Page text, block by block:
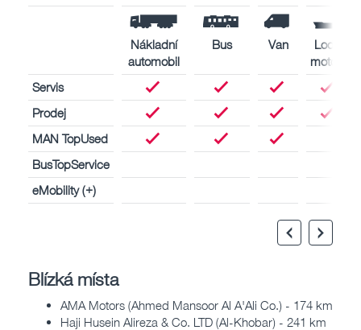
Nákladní
automobil
Bus Van
Lodní
motory
Servis
Prodej
MAN TopUsed
BusTopService
eMobility (+)
Blízká místa
AMA Motors (Ahmed Mansoor Al A'Ali Co.) - 174 km
Haji Husein Alireza & Co. LTD (Al-Khobar) - 241 km